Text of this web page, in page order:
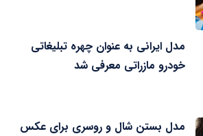
مدل ایرانی به عنوان چهره تبلیغاتی
خودرو مازراتی معرفی شد
مدل بستن شال و روسری برای عکس